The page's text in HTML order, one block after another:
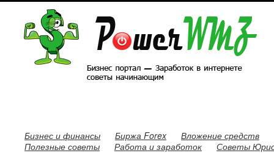
Бизнес и финансы Биржа Forex
Вложение средств
Полезные советы
Работа и заработок Советы